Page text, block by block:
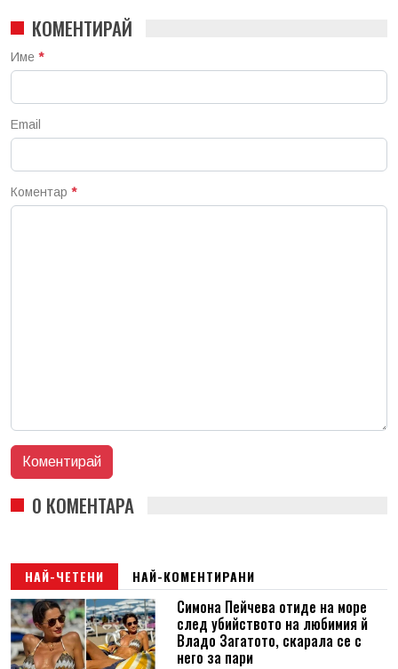
КОМЕНТИРАЙ
Име *
Email
Коментар *
0 КОМЕНТАРА
НАЙ-ЧЕТЕНИ НАЙ-КОМЕНТИРАНИ
Симона Пейчева отиде на море
след убийството на любимия й
Владо Загатото, скарала се с
него за пари